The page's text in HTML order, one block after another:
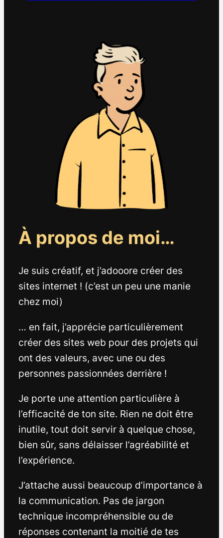
À propos de moi…
Je suis créatif, et j’adooore créer des
sites internet ! (c’est un peu une manie
chez moi)
… en fait, j’apprécie particulièrement
créer des sites web pour des projets qui
ont des valeurs, avec une ou des
personnes passionnées derrière !
Je porte une attention particulière à
l’efficacité de ton site. Rien ne doit être
inutile, tout doit servir à quelque chose,
bien sûr, sans délaisser l’agréabilité et
l’expérience.
J’attache aussi beaucoup d’importance à
la communication. Pas de jargon
technique incompréhensible ou de
réponses contenant la moitié de tes